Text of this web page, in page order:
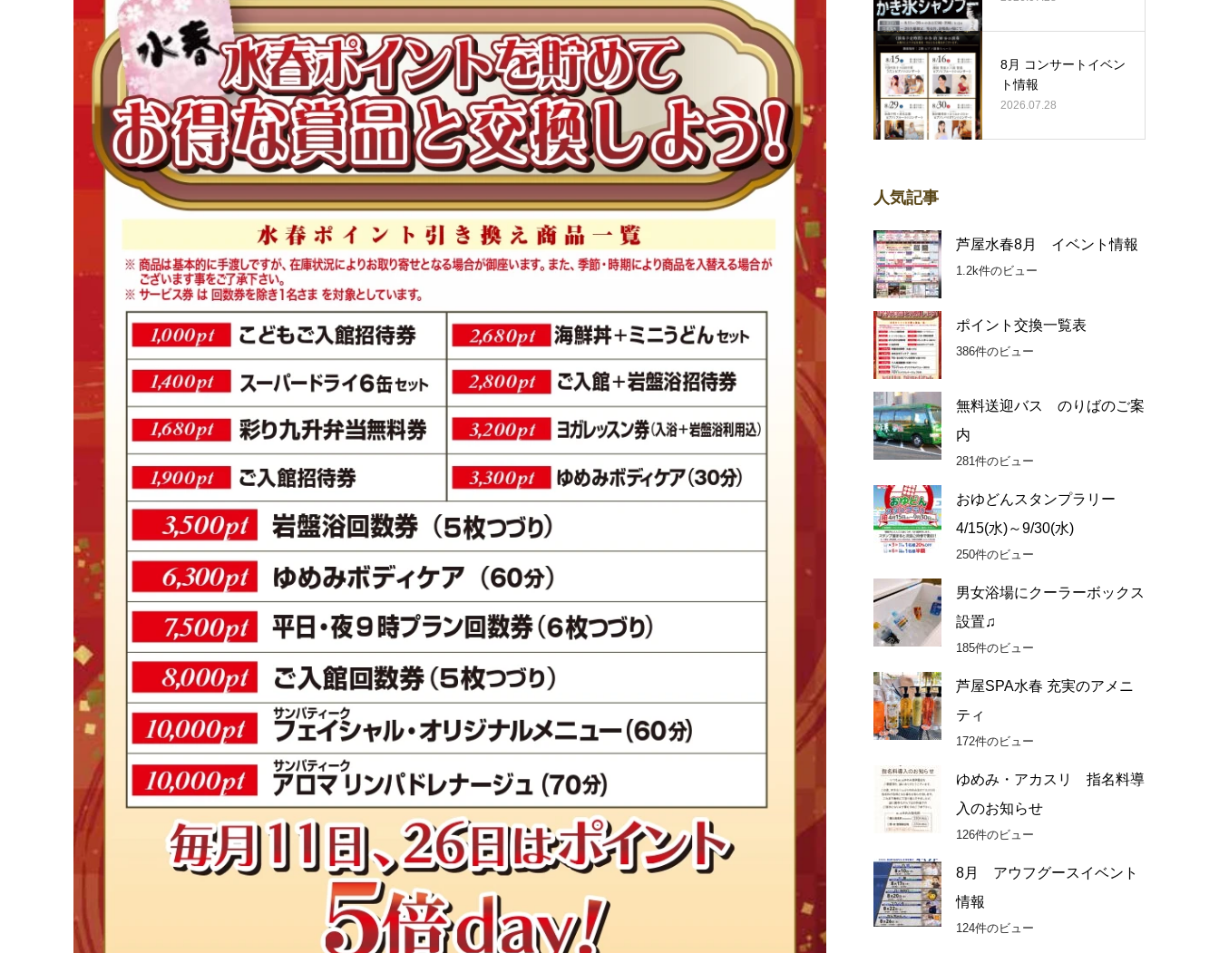
8月 コンサートイベン
ト情報
2026.07.28
人気記事
芦屋水春8月 イベント情報
1.2k件のビュー
ポイント交換一覧表
386件のビュー
無料送迎バス のりばのご案
内
281件のビュー
おゆどんスタンプラリー
4/15(水)～9/30(水)
250件のビュー
男女浴場にクーラーボックス
設置♫
185件のビュー
芦屋SPA水春 充実のアメニ
ティ
172件のビュー
ゆめみ・アカスリ 指名料導
入のお知らせ
126件のビュー
8月 アウフグースイベント
情報
124件のビュー